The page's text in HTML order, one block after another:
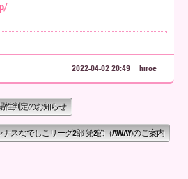
2022-04-02 20:49 hiroe
判定のお知らせ
ナスなでしこリーグ2部 第2節（AWAY)のご案内